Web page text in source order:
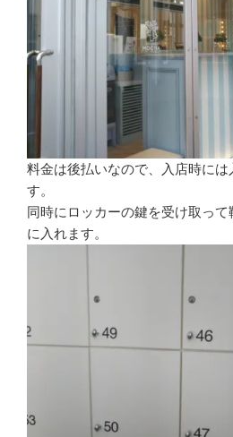
料金は後払いなので、入店時には
す。
同時にロッカーの鍵を受け取っ
に入れます。